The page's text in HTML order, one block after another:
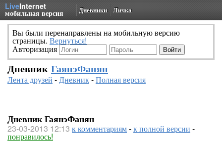
LiveInternet
мобильная версия Дневники Личка
Вы были перенаправлены на мобильную версию
страницы. Вернуться!
Авторизация
Дневник ГаянэФанян
Лента друзей -Дневник-Полная версия
Дневник ГаянэФанян
23-03-2013 12:13 к комментариям-к полной версии -
понравилось!